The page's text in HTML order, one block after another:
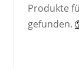
Produkte
gefunden.